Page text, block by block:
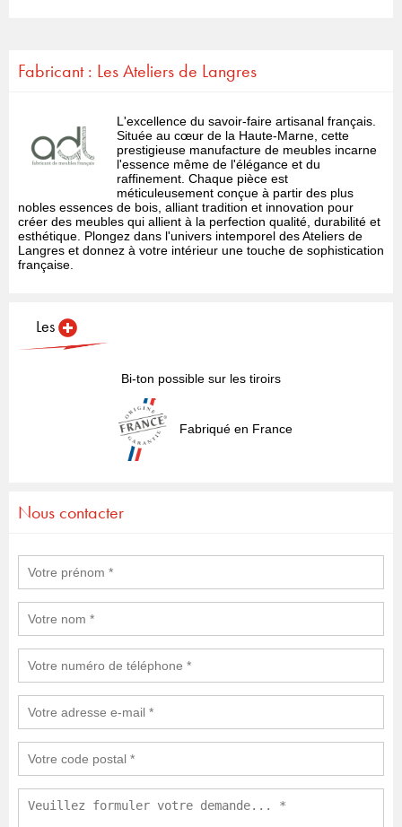
Fabricant : Les Ateliers de Langres
L'excellence du savoir-faire artisanal français.
Située au cœur de la Haute-Marne, cette
prestigieuse manufacture de meubles incarne
l'essence même de l'élégance et du
raffinement. Chaque pièce est
méticuleusement conçue à partir des plus
nobles essences de bois, alliant tradition et innovation pour
créer des meubles qui allient à la perfection qualité, durabilité et
esthétique. Plongez dans l'univers intemporel des Ateliers de
Langres et donnez à votre intérieur une touche de sophistication
française.
Les
Bi-ton possible sur les tiroirs
Fabriqué en France
Nous contacter